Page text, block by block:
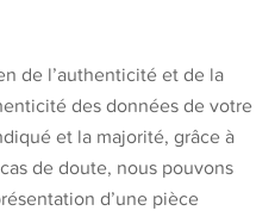
de l’authenticité et de la
des données de votre
et la majorité, grâce à
de doute, nous pouvons
d’une pièce